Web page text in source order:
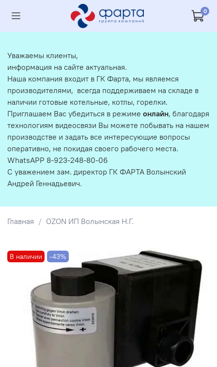
0
Главная OZON ИП Волынская Н.Г.
В наличии -43%
Уважаемы клиенты,
информация на сайте актуальная.
Наша компания входит в ГК Фарта, мы являемся
производителями, всегда поддерживаем на складе в
наличии готовые котельные, котлы, горелки.
Приглашаем Вас убедиться в режиме онлайн, благодаря
технологиям видеосвязи Вы можете побывать на нашем
производстве и задать все интересующие вопросы
оперативно, не покидая своего рабочего места.
WhatsAPP 8-923-248-80-06
С уважением зам. директор ГК ФАРТА Волынский
Андрей Геннадьевич.